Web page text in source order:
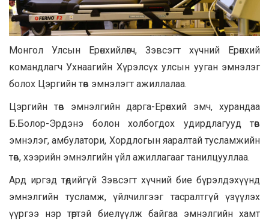
Монгол Улсын Ерөнхийлөгч, Зэвсэгт хүчний Ерөнхий
командлагч Ухнаагийн Хүрэлсүх улсын ууган эмнэлэг
болох Цэргийн төв эмнэлэгт ажиллалаа.
Цэргийн төв эмнэлгийн дарга-Ерөнхий эмч, хурандаа
Б.Болор-Эрдэнэ болон холбогдох удирдлагууд төв
эмнэлэг, амбулатори, Хордлогын яаралтай тусламжийн
төв, хээрийн эмнэлгийн үйл ажиллагааг танилцууллаа.
Ард иргэд төдийгүй Зэвсэгт хүчний бие бүрэлдэхүүнд
эмнэлгийн тусламж, үйлчилгээг тасралтгүй үзүүлэх
үүргээ нэр төртэй биелүүлж байгаа эмнэлгийн хамт